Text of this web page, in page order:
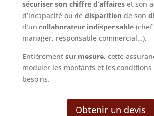
sécuriser son chiffre d’affaires et son
d’incapacité ou de disparition de son
d’un collaborateur indispensable
manager, responsable commercial…).
Entièrement sur mesure, cette
moduler les montants et les conditions
besoins.
Obtenir un devis